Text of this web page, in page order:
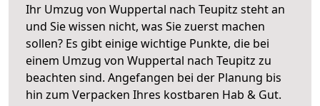
Ihr Umzug von Wuppertal nach Teupitz steht an
und Sie wissen nicht, was Sie zuerst machen
sollen? Es gibt einige wichtige Punkte, die bei
einem Umzug von Wuppertal nach Teupitz zu
beachten sind. Angefangen bei der Planung bis
hin zum Verpacken Ihres kostbaren Hab & Gut.